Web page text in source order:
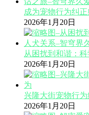
成为宠物行为纠
2026年1月20日
从困扰到和谐：
2026年1月20日
兴隆大街宠物行
2026年1月20日